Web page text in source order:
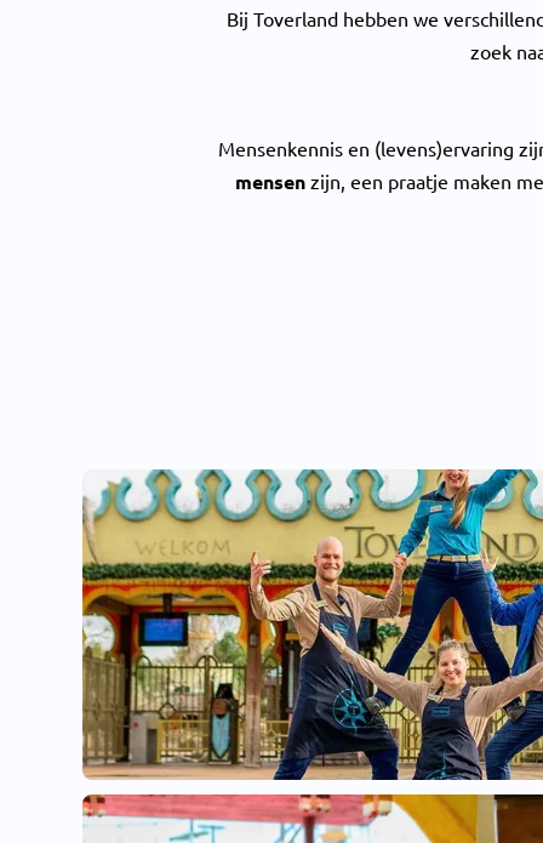
Bij Toverland hebben we
zoek
Mensenkennis en (levens)ervaring
mensenzijn, een praatje maken